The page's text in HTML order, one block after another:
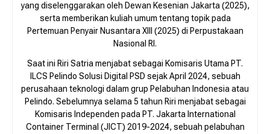
yang diselenggarakan oleh Dewan Kesenian Jakarta (2025),
serta memberikan kuliah umum tentang topik pada
Pertemuan Penyair Nusantara XIII (2025) di Perpustakaan
Nasional RI.
Saat ini Riri Satria menjabat sebagai Komisaris Utama PT.
ILCS Pelindo Solusi Digital PSD sejak April 2024, sebuah
perusahaan teknologi dalam grup Pelabuhan Indonesia atau
Pelindo. Sebelumnya selama 5 tahun Riri menjabat sebagai
Komisaris Independen pada PT. Jakarta International
Container Terminal (JICT) 2019-2024, sebuah pelabuhan